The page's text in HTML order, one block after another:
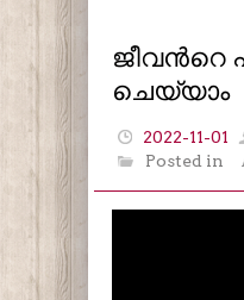
ജീവൻറെ
ചെയ്യാം
2022-11-01
Posted in